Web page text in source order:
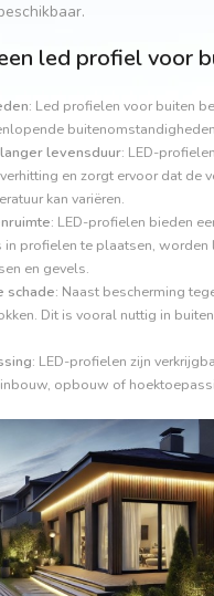
led profiel voor
: Led profielen voor buiten
levensduur: LED-
en zorgt ervoor dat
kan variëren.
: LED-profielen bieden
profielen te plaatsen,
en gevels.
schade: Naast bescherming
Dit is vooral nuttig in
: LED-profielen zijn
opbouw of